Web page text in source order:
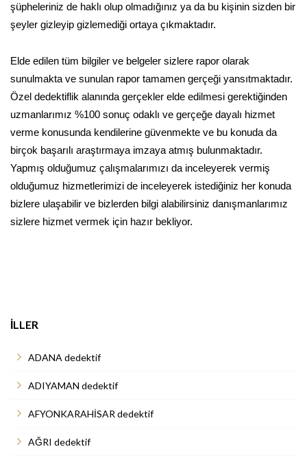
şüpheleriniz de haklı olup olmadığınız ya da bu kişinin sizden bir
şeyler gizleyip gizlemediği ortaya çıkmaktadır.
Elde edilen tüm bilgiler ve belgeler sizlere rapor olarak
sunulmakta ve sunulan rapor tamamen gerçeği yansıtmaktadır.
Özel dedektiflik alanında gerçekler elde edilmesi gerektiğinden
uzmanlarımız %100 sonuç odaklı ve gerçeğe dayalı hizmet
verme konusunda kendilerine güvenmekte ve bu konuda da
birçok başarılı araştırmaya imzaya atmış bulunmaktadır.
Yapmış olduğumuz çalışmalarımızı da inceleyerek vermiş
olduğumuz hizmetlerimizi de inceleyerek istediğiniz her konuda
bizlere ulaşabilir ve bizlerden bilgi alabilirsiniz danışmanlarımız
sizlere hizmet vermek için hazır bekliyor.
İLLER
ADANA dedektif
ADIYAMAN dedektif
AFYONKARAHİSAR dedektif
AĞRI dedektif